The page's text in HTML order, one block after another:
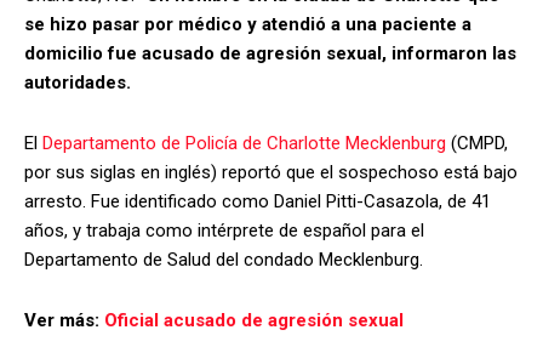
se hizo pasar por médico y atendió a una paciente a
domicilio fue acusado de agresión sexual, informaron las
autoridades.
El Departamento de Policía de Charlotte Mecklenburg (CMPD,
por sus siglas en inglés) reportó que el sospechoso está bajo
arresto. Fue identificado como Daniel Pitti-Casazola, de 41
años, y trabaja como intérprete de español para el
Departamento de Salud del condado Mecklenburg.
Ver más: Oficial acusado de agresión sexual